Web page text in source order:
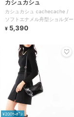
カシュカシュ
カシュカシュ cachecache /
ソフトエナメル舟型ショルダー
¥ 5,390
¥200ｸｰﾎﾟﾝ